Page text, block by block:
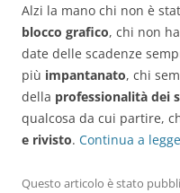
Alzi la mano chi non è
blocco grafico, chi non
date delle scadenze
più impantanato, chi
della professionalità dei
qualcosa da cui partire,
e rivisto. Continua a
Questo articolo è stato